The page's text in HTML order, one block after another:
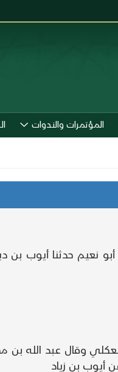
المؤتمرات والندوات
نعيم حدثنا أيوب بن
وقال عبد الله
أيوب بن زياد